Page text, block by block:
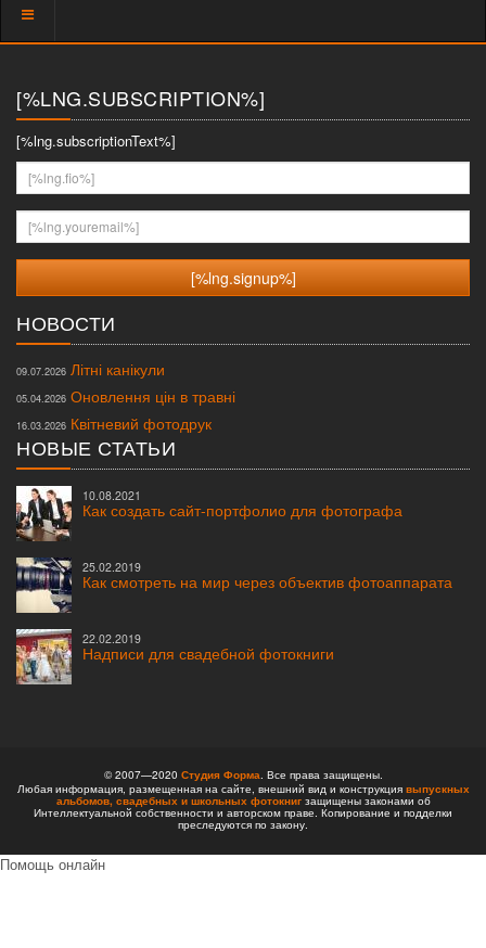
Показать
[%LNG.SUBSCRIPTION%]
[%lng.subscriptionText%]
[%lng.fio%]
[%lng.youremail%]
НОВОСТИ
09.07.2026 Літні канікули
05.04.2026 Оновлення цін в травні
16.03.2026 Квітневий фотодрук
НОВЫЕ СТАТЬИ
10.08.2021
Как создать сайт-портфолио для фотографа
25.02.2019
Как смотреть на мир через объектив фотоаппарата
22.02.2019
Надписи для свадебной фотокниги
© 2007—2020 Студия Форма . Все права защищены.
Любая информация, размещенная на сайте, внешний вид и конструкция выпускных
альбомов, свадебных и школьных фотокнигзащищены законами об
Интеллектуальной собственности и авторском праве. Копирование и подделки
преследуются по закону.
Помощь онлайн